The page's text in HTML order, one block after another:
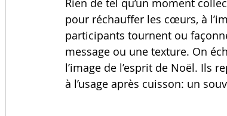
Rien de tel qu’un moment
pour réchauffer les cœurs, à
participants tournent ou
message ou une texture. On
l’image de l’esprit de Noël. Ils
à l’usage après cuisson: un